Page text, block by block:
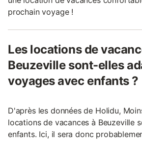
prochain voyage !
Les locations de
Beuzeville sont-elles
voyages avec enfants ?
D'après les données de Holidu,
locations de vacances à Beuzeville
enfants. Ici, il sera donc